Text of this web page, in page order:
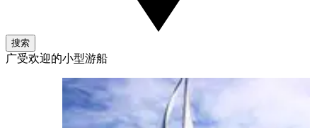
搜索
广受欢迎的小型游船